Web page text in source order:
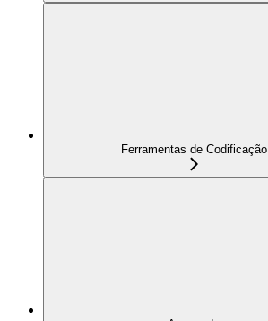
Ferramentas de Codificação